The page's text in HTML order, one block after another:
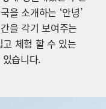
을 소개하는 ‘안녕’
을 각기 보여주는
고 체험 할 수 있는
습니다.